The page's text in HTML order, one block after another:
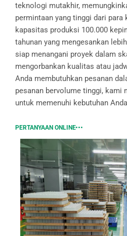
teknologi mutakhir,
permintaan yang tinggi dari para
kapasitas produksi 100.000
tahunan yang mengesankan
siap menangani proyek dalam
mengorbankan kualitas atau
Anda membutuhkan pesanan
pesanan bervolume tinggi, kami
untuk memenuhi kebutuhan
PERTANYAAN ONLINE